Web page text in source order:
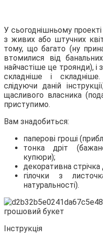
У сьогоднішньому
з живих або штучних
тому, що багато (ну
втомилися від
найчастіше це троянди),
складніше і
слідуючи даній
щасливого власника
приступимо.
Вам знадобиться:
паперові гроші
тонка дріт
купюри);
декоративна стрічка
гілочки з
натуральності).
Інструкція